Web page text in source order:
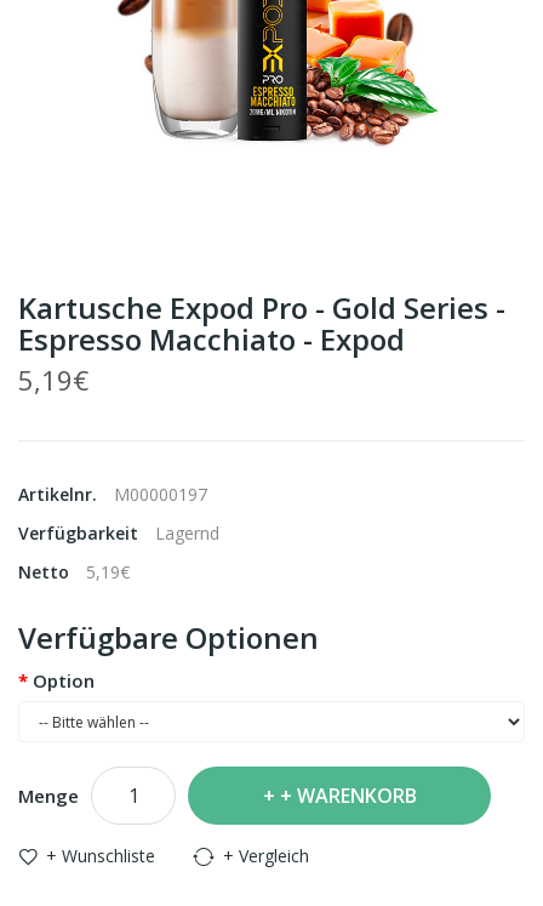
Kartusche Expod Pro - Gold Series -
Espresso Macchiato - Expod
5,19€
Artikelnr.
M00000197
Verfügbarkeit
Lagernd
Netto
5,19€
Verfügbare Optionen
Option
Menge + WARENKORB
+ Wunschliste + Vergleich